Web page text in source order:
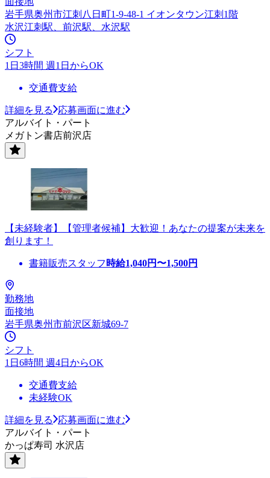
岩手県奥州市江刺八日町1-9-48-1 イオンタウン江刺1階
水沢江刺駅、前沢駅、水沢駅
シフト
1日3時間 週1日からOK
交通費支給
詳細を見る
応募画面に進む
アルバイト・パート
メガトン書店前沢店
【未経験者】【管理者候補】大歓迎！あなたの提案が未来を
創ります！
書籍販売スタッフ 時給1,040円〜1,500円
勤務地
面接地
岩手県奥州市前沢区新城69-7
シフト
1日6時間 週4日からOK
交通費支給
未経験OK
詳細を見る
応募画面に進む
アルバイト・パート
かっぱ寿司 水沢店